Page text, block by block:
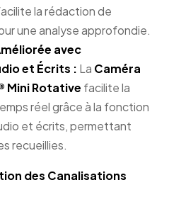
la rédaction de
une analyse approfondie.
avec
et Écrits : La Caméra
Mini Rotative facilite la
réel grâce à la fonction
et écrits, permettant
recueillies.
des Canalisations